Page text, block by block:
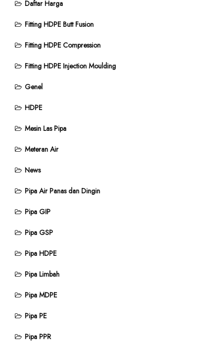
Daftar Harga
Fitting HDPE Butt Fusion
Fitting HDPE Compression
Fitting HDPE Injection Moulding
Genel
HDPE
Mesin Las Pipa
Meteran Air
News
Pipa Air Panas dan Dingin
Pipa GIP
Pipa GSP
Pipa HDPE
Pipa Limbah
Pipa MDPE
Pipa PE
Pipa PPR